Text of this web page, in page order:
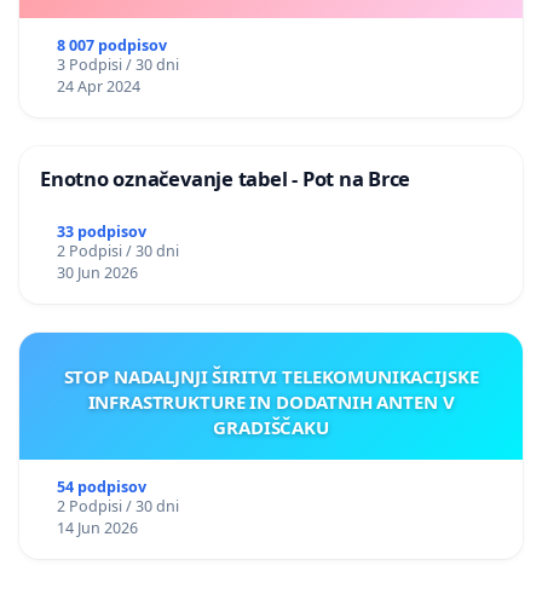
8 007 podpisov
3 Podpisi / 30 dni
24 Apr 2024
Enotno označevanje tabel - Pot na Brce
33 podpisov
2 Podpisi / 30 dni
30 Jun 2026
STOP NADALJNJI ŠIRITVI TELEKOMUNIKACIJSKE
INFRASTRUKTURE IN DODATNIH ANTEN V
GRADIŠČAKU
54 podpisov
2 Podpisi / 30 dni
14 Jun 2026